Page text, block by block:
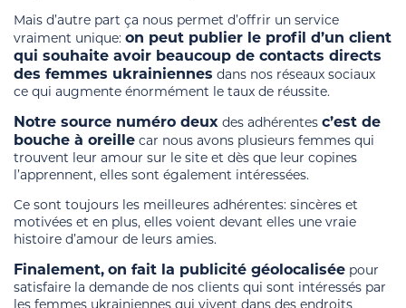
Mais d’autre part ça nous permet d’offrir un service
vraiment unique: on peut publier le profil d’un client
qui souhaite avoir beaucoup de contacts directs
des femmes ukrainiennes dans nos réseaux sociaux
ce qui augmente énormément le taux de réussite.
Notre source numéro deux des adhérentes c’est de
bouche à oreille car nous avons plusieurs femmes qui
trouvent leur amour sur le site et dès que leur copines
l’apprennent, elles sont également intéressées.
Ce sont toujours les meilleures adhérentes: sincères et
motivées et en plus, elles voient devant elles une vraie
histoire d’amour de leurs amies.
Finalement, on fait la publicité géolocalisée pour
satisfaire la demande de nos clients qui sont intéressés par
les femmes ukrainiennes qui vivent dans des endroits